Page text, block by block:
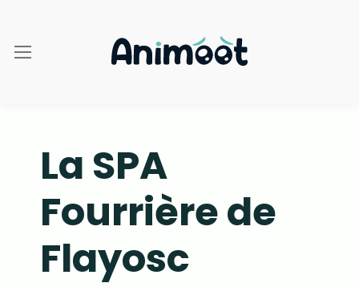
La SPA
Fourrière de
Flayosc